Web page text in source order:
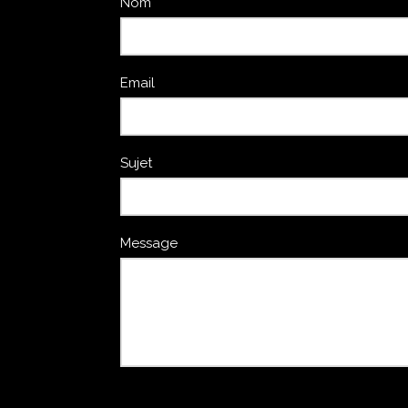
Email
Sujet
Message